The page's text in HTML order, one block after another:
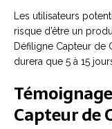
Les utilisateurs
risque d’être un
Défiligne Capteur de
durera que 5 à 15
Capteur de